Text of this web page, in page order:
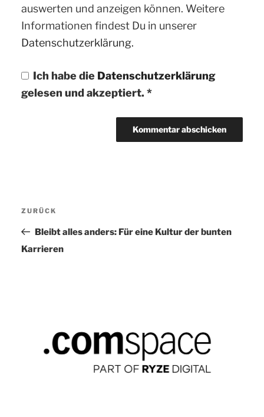
auswerten und anzeigen können. Weitere
Informationen findest Du in unserer
Datenschutzerklärung.
Ich habe die Datenschutzerklärung
gelesen und akzeptiert. *
Vorheriger
Beitrag
ZURÜCK
Bleibt alles anders: Für eine Kultur der bunten
Karrieren